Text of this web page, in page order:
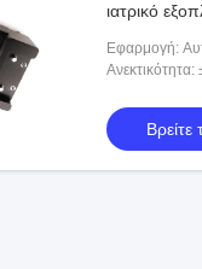
ιατρικό
Εφαρμογή:
Βρείτε